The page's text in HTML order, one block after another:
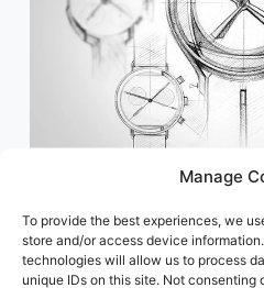
Manage
To provide the best experiences, we
store and/or access device
technologies will allow us to process
unique IDs on this site. Not
Guía de diseño
Cuando viene con nosotros
creamos un producto que